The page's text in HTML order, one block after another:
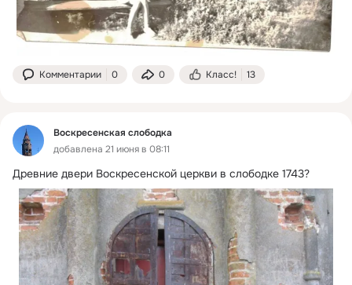
Комментарии 0 0 Класс! 13
Воскресенская слободка
добавлена 21 июня в 08:11
Древние двери Воскресенской церкви в слободке 1743?